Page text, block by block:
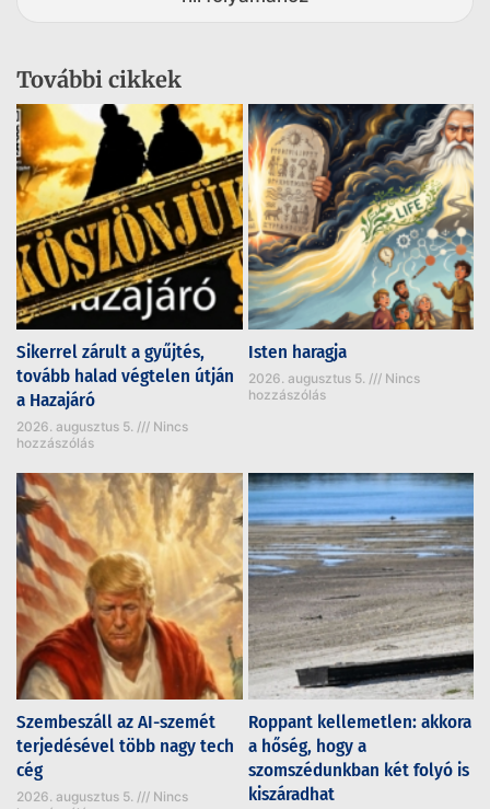
További cikkek
Sikerrel zárult a gyűjtés,
tovább halad végtelen útján
a Hazajáró
2026. augusztus 5.
Nincs
hozzászólás
Isten haragja
2026. augusztus 5.
Nincs
hozzászólás
Szembeszáll az AI-szemét
terjedésével több nagy tech
cég
2026. augusztus 5.
Nincs
Roppant kellemetlen: akkora
a hőség, hogy a
szomszédunkban két folyó is
kiszáradhat